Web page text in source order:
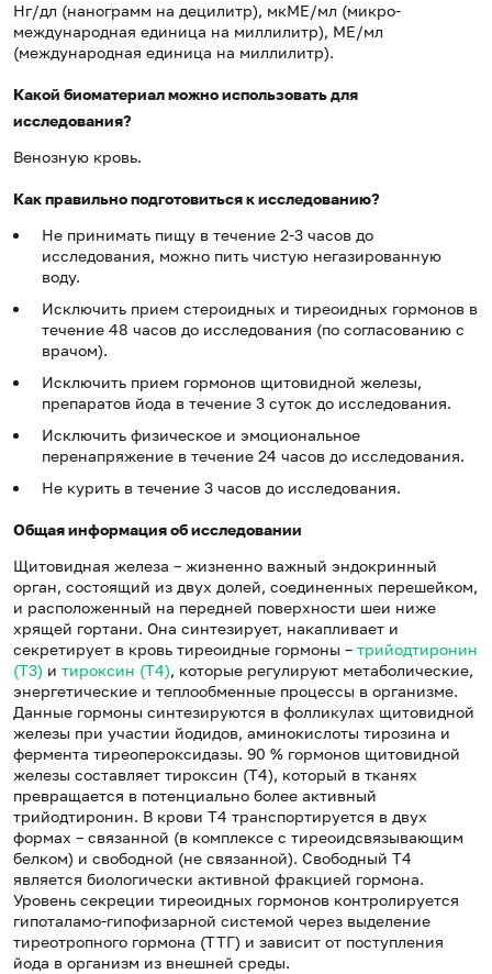
Нг/дл (нанограмм на децилитр), мкМЕ/мл (микро-
международная единица на миллилитр), МЕ/мл
(международная единица на миллилитр).
Какой биоматериал можно использовать для
исследования?
Венозную кровь.
Как правильно подготовиться к исследованию?
Не принимать пищу в течение 2-3 часов до
исследования, можно пить чистую негазированную
воду.
Исключить прием стероидных и тиреоидных гормонов в
течение 48 часов до исследования (по согласованию с
врачом).
Исключить прием гормонов щитовидной железы,
препаратов йода в течение 3 суток до исследования.
Исключить физическое и эмоциональное
перенапряжение в течение 24 часов до исследования.
Не курить в течение 3 часов до исследования.
Общая информация об исследовании
Щитовидная железа – жизненно важный эндокринный
орган, состоящий из двух долей, соединенных перешейком,
и расположенный на передней поверхности шеи ниже
хрящей гортани. Она синтезирует, накапливает и
секретирует в кровь тиреоидные гормоны – трийодтиронин
(Т3) и тироксин (Т4), которые регулируют метаболические,
энергетические и теплообменные процессы в организме.
Данные гормоны синтезируются в фолликулах щитовидной
железы при участии йодидов, аминокислоты тирозина и
фермента тиреопероксидазы. 90 % гормонов щитовидной
железы составляет тироксин (Т4), который в тканях
превращается в потенциально более активный
трийодтиронин. В крови Т4 транспортируется в двух
формах – связанной (в комплексе с тиреоидсвязывающим
белком) и свободной (не связанной). Свободный Т4
является биологически активной фракцией гормона.
Уровень секреции тиреоидных гормонов контролируется
гипоталамо-гипофизарной системой через выделение
тиреотропного гормона (ТТГ) и зависит от поступления
йода в организм из внешней среды.